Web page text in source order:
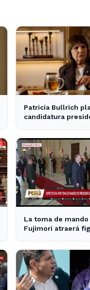
Patricia Bullrich
candidatura
La toma de mando
Fujimori atraerá